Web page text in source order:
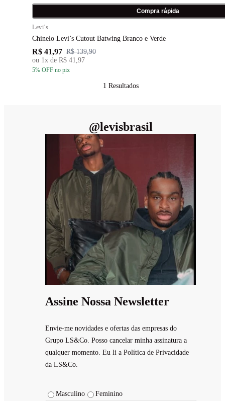
Compra rápida
Levi's
Chinelo Levi’s Cutout Batwing Branco e Verde
R$ 41,97 R$ 139,90
ou 1x de R$ 41,97
5% OFF no pix
1 Resultados
@levisbrasil
Assine Nossa Newsletter
Envie-me novidades e ofertas das empresas do
Grupo LS&Co. Posso cancelar minha assinatura a
qualquer momento. Eu li a Política de Privacidade
da LS&Co.
Masculino Feminino